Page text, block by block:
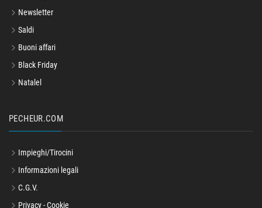
Newsletter
Saldi
Buoni affari
Black Friday
Natalel
PECHEUR.COM
Impieghi/Tirocini
Informazioni legali
C.G.V.
Privacy - Cookie